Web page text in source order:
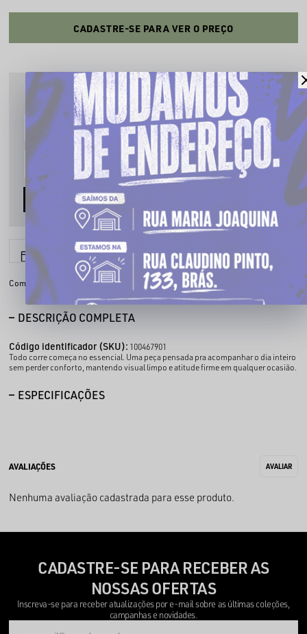
CADASTRE-SE PARA VER O PREÇO
PRODUTO INDISPONÍVEL
Cadastre seu email que te avisaremos quando estiver disponível:
Parcele em até6x sem juros
Compartilhe:
DESCRIÇÃO COMPLETA
Código identificador (SKU): 100467901
Todo corre começa no essencial. Uma peça pensada pra acompanhar o dia inteiro
sem perder conforto, mantendo visual limpo e atitude firme em qualquer ocasião.
ESPECIFICAÇÕES
Nenhuma avaliação cadastrada para esse produto.
CADASTRE-SE PARA RECEBER AS
NOSSAS OFERTAS
Inscreva-se para receber atualizações por e-mail sobre as últimas coleções,
campanhas e novidades.